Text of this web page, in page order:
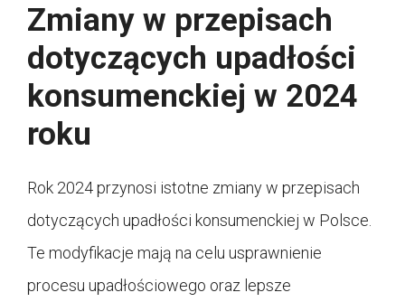
Zmiany w przepisach
dotyczących upadłości
konsumenckiej w 2024
roku
Rok 2024 przynosi istotne zmiany w przepisach
dotyczących upadłości konsumenckiej w Polsce.
Te modyfikacje mają na celu usprawnienie
procesu upadłościowego oraz lepsze